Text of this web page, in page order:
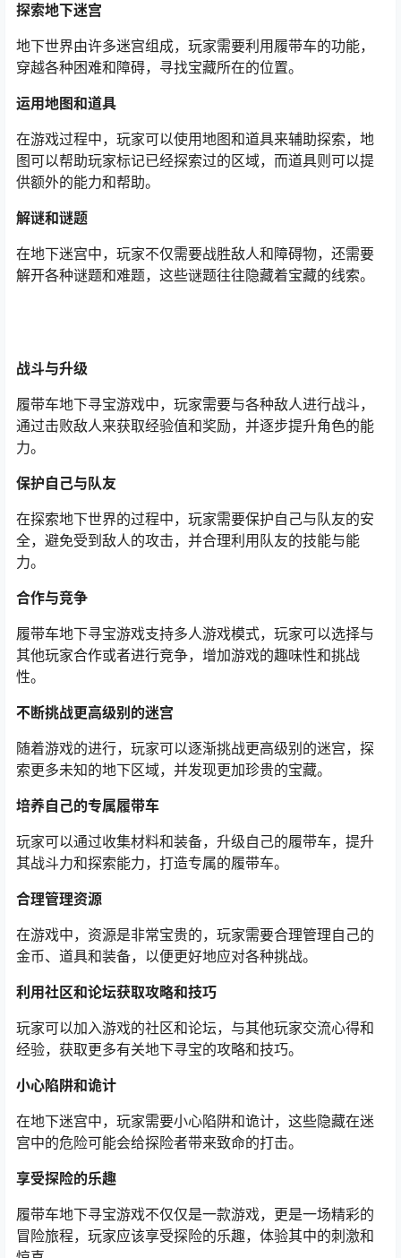
探索地下迷宫
地下世界由许多迷宫组成，玩家需要利用履带车的功能，
穿越各种困难和障碍，寻找宝藏所在的位置。
运用地图和道具
在游戏过程中，玩家可以使用地图和道具来辅助探索，地
图可以帮助玩家标记已经探索过的区域，而道具则可以提
供额外的能力和帮助。
解谜和谜题
在地下迷宫中，玩家不仅需要战胜敌人和障碍物，还需要
解开各种谜题和难题，这些谜题往往隐藏着宝藏的线索。
战斗与升级
履带车地下寻宝游戏中，玩家需要与各种敌人进行战斗，
通过击败敌人来获取经验值和奖励，并逐步提升角色的能
力。
保护自己与队友
在探索地下世界的过程中，玩家需要保护自己与队友的安
全，避免受到敌人的攻击，并合理利用队友的技能与能
力。
合作与竞争
履带车地下寻宝游戏支持多人游戏模式，玩家可以选择与
其他玩家合作或者进行竞争，增加游戏的趣味性和挑战
性。
不断挑战更高级别的迷宫
随着游戏的进行，玩家可以逐渐挑战更高级别的迷宫，探
索更多未知的地下区域，并发现更加珍贵的宝藏。
培养自己的专属履带车
玩家可以通过收集材料和装备，升级自己的履带车，提升
其战斗力和探索能力，打造专属的履带车。
合理管理资源
在游戏中，资源是非常宝贵的，玩家需要合理管理自己的
金币、道具和装备，以便更好地应对各种挑战。
利用社区和论坛获取攻略和技巧
玩家可以加入游戏的社区和论坛，与其他玩家交流心得和
经验，获取更多有关地下寻宝的攻略和技巧。
小心陷阱和诡计
在地下迷宫中，玩家需要小心陷阱和诡计，这些隐藏在迷
宫中的危险可能会给探险者带来致命的打击。
享受探险的乐趣
履带车地下寻宝游戏不仅仅是一款游戏，更是一场精彩的
冒险旅程，玩家应该享受探险的乐趣，体验其中的刺激和